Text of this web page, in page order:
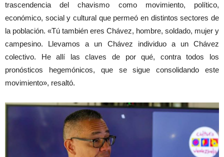
trascendencia del chavismo como movimiento, político,
económico, social y cultural que permeó en distintos sectores de
la población. «Tú también eres Chávez, hombre, soldado, mujer y
campesino. Llevamos a un Chávez individuo a un Chávez
colectivo. He allí las claves de por qué, contra todos los
pronósticos hegemónicos, que se sigue consolidando este
movimiento», resaltó.